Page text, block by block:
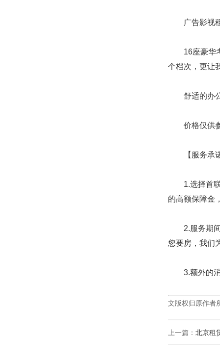
广告影视租
16座豪华考
个档次，更让
舒适的办公
价格仅供参
【服务承诺
1.选择首联
的高额保障金
2.服务期间
您要房，我们
3.额外的消
文版权归原作者
上一篇： 北京租